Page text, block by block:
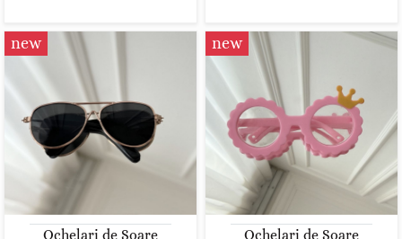
new
Ochelari de Soare
new
Ochelari de Soare